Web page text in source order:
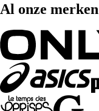
Al onze merken